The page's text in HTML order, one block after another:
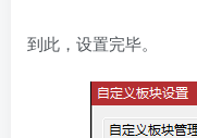
到此，设置完毕。